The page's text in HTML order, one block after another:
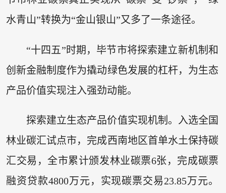
水青山”转换为“金山银山”又多了一条途径。
“十四五”时期，毕节市将探索建立新机制和
创新金融制度作为撬动绿色发展的杠杆，为生态
产品价值实现注入强劲动能。
探索建立生态产品价值实现机制。入选全国
林业碳汇试点市，完成西南地区首单水土保持碳
汇交易，全市累计颁发林业碳票6张，完成碳票
融资贷款4800万元，实现碳票交易23.85万元。